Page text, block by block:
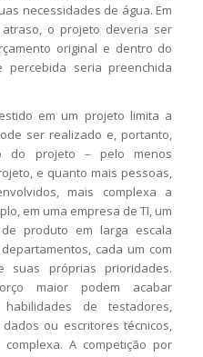
necessidades de água. Em
o projeto deveria ser
original e dentro do
percebida seria preenchida
em um projeto limita a
ser realizado e, portanto,
do projeto – pelo menos
e quanto mais pessoas,
mais complexa a
em uma empresa de TI, um
produto em larga escala
cada um com
suas próprias prioridades.
maior podem acabar
de testadores,
ou escritores técnicos,
A competição por